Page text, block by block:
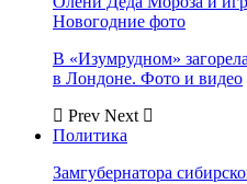
Новогодние фото
В «Изумрудном»
в Лондоне. Фото и видео
Prev Next
Политика
Замгубернатора